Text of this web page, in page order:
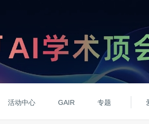
活动中心 GAIR 专题